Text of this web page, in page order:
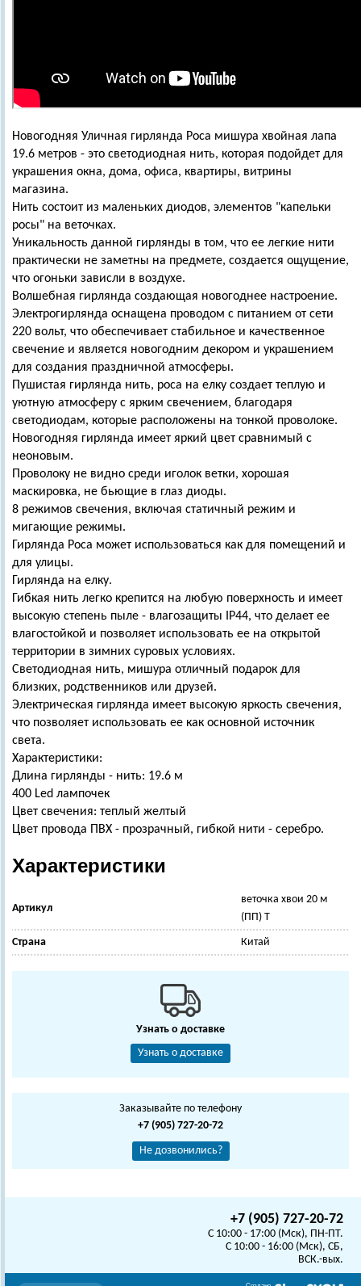
Новогодняя Уличная гирлянда Роса мишура хвойная лапа
19.6 метров - это светодиодная нить, которая подойдет для
украшения окна, дома, офиса, квартиры, витрины
магазина.
Нить состоит из маленьких диодов, элементов "капельки
росы" на веточках.
Уникальность данной гирлянды в том, что ее легкие нити
практически не заметны на предмете, создается ощущение,
что огоньки зависли в воздухе.
Волшебная гирлянда создающая новогоднее настроение.
Электрогирлянда оснащена проводом с питанием от сети
220 вольт, что обеспечивает стабильное и качественное
свечение и является новогодним декором и украшением
для создания праздничной атмосферы.
Пушистая гирлянда нить, роса на елку создает теплую и
уютную атмосферу с ярким свечением, благодаря
светодиодам, которые расположены на тонкой проволоке.
Новогодняя гирлянда имеет яркий цвет сравнимый с
неоновым.
Проволоку не видно среди иголок ветки, хорошая
маскировка, не бьющие в глаз диоды.
8 режимов свечения, включая статичный режим и
мигающие режимы.
Гирлянда Роса может использоваться как для помещений и
для улицы.
Гирлянда на елку.
Гибкая нить легко крепится на любую поверхность и имеет
высокую степень пыле - влагозащиты IP44, что делает ее
влагостойкой и позволяет использовать ее на открытой
территории в зимних суровых условиях.
Светодиодная нить, мишура отличный подарок для
близких, родственников или друзей.
Электрическая гирлянда имеет высокую яркость свечения,
что позволяет использовать ее как основной источник
света.
Характеристики:
Длина гирлянды - нить: 19.6 м
400 Led лампочек
Цвет свечения: теплый желтый
Цвет провода ПВХ - прозрачный, гибкой нити - серебро.
Характеристики
Артикул
веточка хвои 20 м
(ПП) Т
Страна Китай
Узнать о доставке
Узнать о доставке
Заказывайте по телефону
+7 (905) 727-20-72
Не дозвонились?
+7 (905) 727-20-72
C 10:00 - 17:00 (Мск), ПН-ПТ.
C 10:00 - 16:00 (Мск), СБ,
ВСК.-вых.